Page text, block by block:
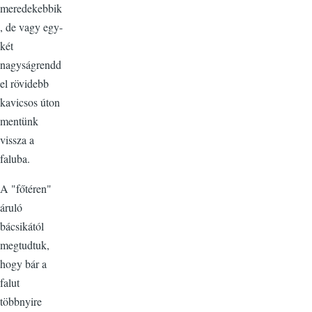
meredekebbik
, de vagy egy-
két
nagyságrendd
el rövidebb
kavicsos úton
mentünk
vissza a
faluba.
A "főtéren"
áruló
bácsikától
megtudtuk,
hogy bár a
falut
többnyire